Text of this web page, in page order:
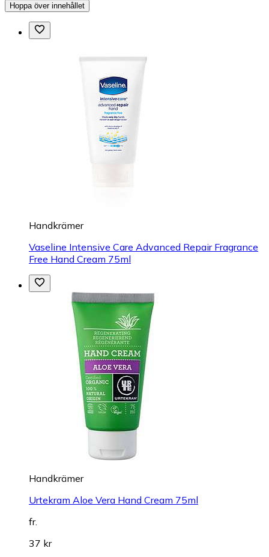
Hoppa över innehållet
Handkrämer
Vaseline Intensive Care Advanced Repair Fragrance
Free Hand Cream 75ml
Handkrämer
Urtekram Aloe Vera Hand Cream 75ml
fr.
37 kr